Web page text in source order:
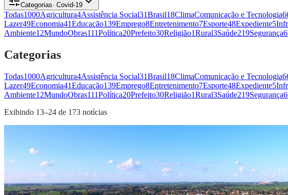
Categorias· Covid-19
Todas1000Agricultura4Assistência Social31Brasil18ClimaComunicação e Tecnologia
Lazer49Economia41Educação139Emprego8Entretenimento7Esporte48Expediente5
Ambiente12MundoObras111Política20Prefeito30Religião1Rural3Saúde219Segurança6
Categorias
Todas1000Agricultura4Assistência Social31Brasil18ClimaComunicação e Tecnologia
Lazer49Economia41Educação139Emprego8Entretenimento7Esporte48Expediente5
Ambiente12MundoObras111Política20Prefeito30Religião1Rural3Saúde219Segurança6
Exibindo 13–24 de 173 notícias